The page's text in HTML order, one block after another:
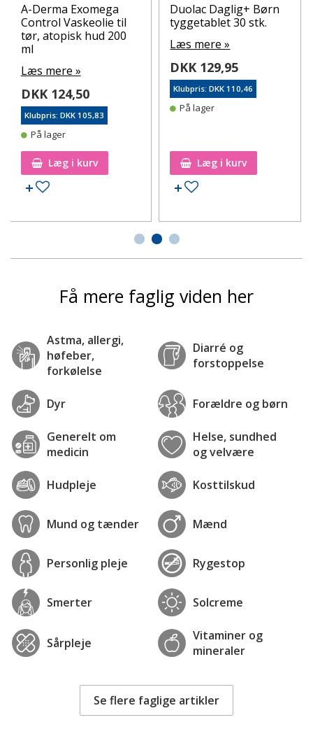
A-Derma Exomega
Control Vaskeolie til
tør, atopisk hud 200
ml
Læs mere »
DKK 124,50
Klubpris: DKK 105,83
På lager
Læg i kurv
Tilføj til ønskeseddel
Duolac Daglig+ Børn
tyggetablet 30 stk.
Læs mere »
DKK 129,95
Klubpris: DKK 110,46
På lager
Læg i kurv
Tilføj til ønskeseddel
Få mere faglig viden her
Astma, allergi,
høfeber,
forkølelse
Diarré og
forstoppelse
Dyr Forældre og børn
Generelt om
medicin
Helse, sundhed
og velvære
Hudpleje Kosttilskud
Mund og tænder Mænd
Personlig pleje Rygestop
Smerter Solcreme
Sårpleje
Vitaminer og
mineraler
Se flere faglige artikler